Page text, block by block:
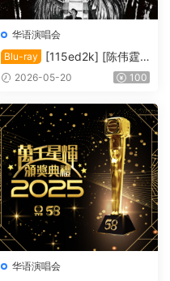
华语演唱会
Blu-ray
[115ed2k] [陈伟霆“I
nside Me”巡回演唱会][Blura
1][ISO/63.91 GiB]
2026-05-20 100
华语演唱会